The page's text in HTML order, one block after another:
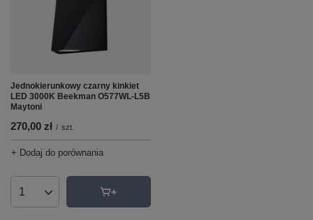
Jednokierunkowy czarny kinkiet
LED 3000K Beekman O577WL-L5B
Maytoni
270,00 zł / szt.
+ Dodaj do porównania
Ilość produktów